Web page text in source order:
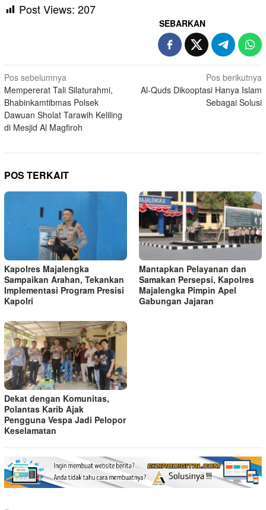
Post Views: 207
SEBARKAN
Navigasi
pos
Pos sebelumnya
Mempererat Tali Silaturahmi,
Bhabinkamtibmas Polsek
Dawuan Sholat Tarawih Keliling
di Mesjid Al Magfiroh
Pos berikutnya
Al-Quds Dikooptasi Hanya Islam
Sebagai Solusi
POS TERKAIT
Kapolres Majalengka
Sampaikan Arahan, Tekankan
Implementasi Program Presisi
Kapolri
Mantapkan Pelayanan dan
Samakan Persepsi, Kapolres
Majalengka Pimpin Apel
Gabungan Jajaran
Dekat dengan Komunitas,
Polantas Karib Ajak
Pengguna Vespa Jadi Pelopor
Keselamatan